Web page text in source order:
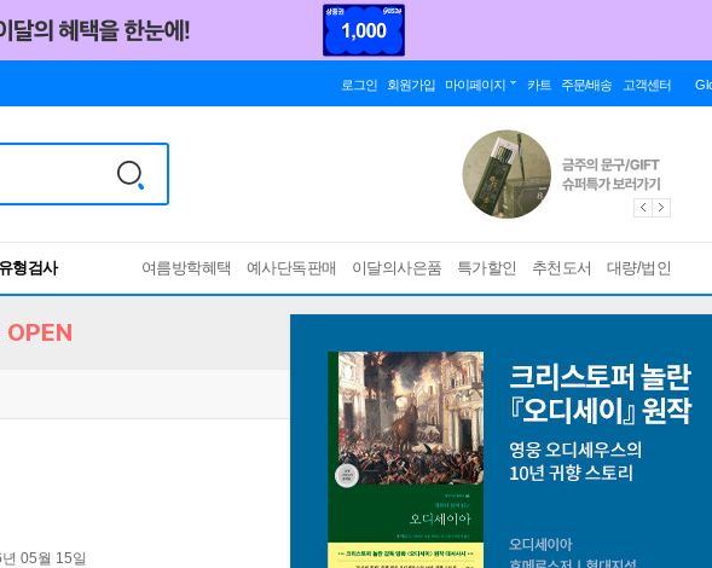
로그인 회원가입 마이페이지 카트 주문/배송 고객센터
형검사
Lab
여름방학혜택 예사단독판매 이달의사은품 특가할인 추천도서 대량/법인
OPEN
05월 15일